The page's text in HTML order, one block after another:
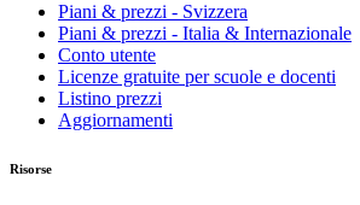
Piani & prezzi - Svizzera
Piani & prezzi - Italia & Internazionale
Conto utente
Licenze gratuite per scuole e docenti
Listino prezzi
Aggiornamenti
Risorse